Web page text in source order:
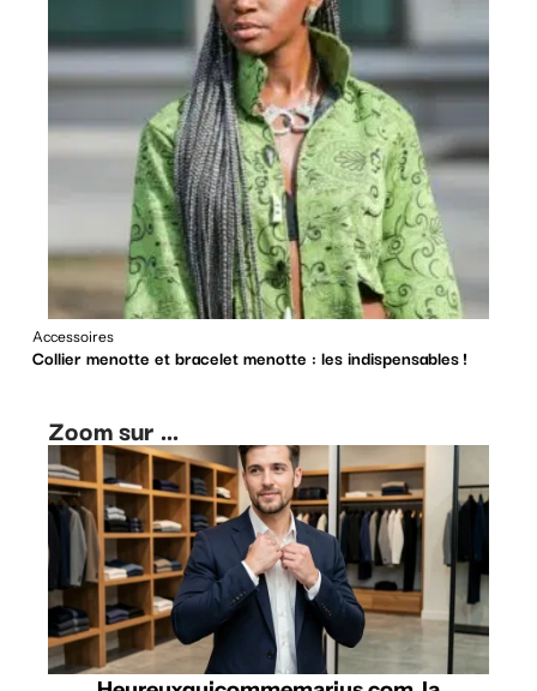
Accessoires
Collier menotte et bracelet menotte : les indispensables !
Zoom sur ...